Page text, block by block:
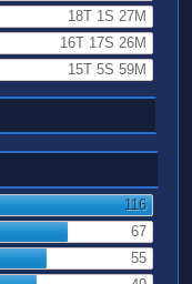
18T 1S 27M
16T 17S 26M
15T 5S 59M
116
67
55